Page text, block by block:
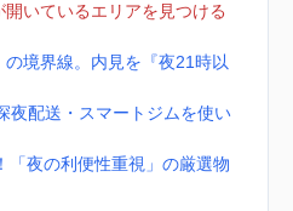
いているエリアを見つける
境界線。内見を『夜21時以
夜配送・スマートジムを使い
「夜の利便性重視」の厳選物